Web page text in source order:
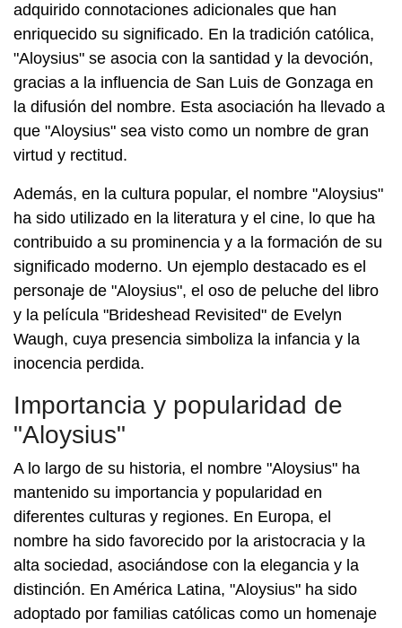
adquirido connotaciones adicionales que han
enriquecido su significado. En la tradición católica,
"Aloysius" se asocia con la santidad y la devoción,
gracias a la influencia de San Luis de Gonzaga en
la difusión del nombre. Esta asociación ha llevado a
que "Aloysius" sea visto como un nombre de gran
virtud y rectitud.
Además, en la cultura popular, el nombre "Aloysius"
ha sido utilizado en la literatura y el cine, lo que ha
contribuido a su prominencia y a la formación de su
significado moderno. Un ejemplo destacado es el
personaje de "Aloysius", el oso de peluche del libro
y la película "Brideshead Revisited" de Evelyn
Waugh, cuya presencia simboliza la infancia y la
inocencia perdida.
Importancia y popularidad de
"Aloysius"
A lo largo de su historia, el nombre "Aloysius" ha
mantenido su importancia y popularidad en
diferentes culturas y regiones. En Europa, el
nombre ha sido favorecido por la aristocracia y la
alta sociedad, asociándose con la elegancia y la
distinción. En América Latina, "Aloysius" ha sido
adoptado por familias católicas como un homenaje